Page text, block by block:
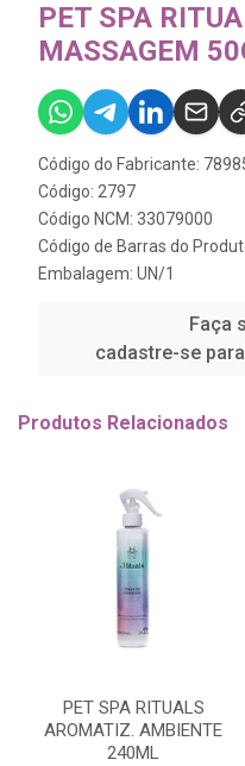
PET SPA
MASSAGEM
Código do Fabricante:
Código: 2797
Código NCM: 33079000
Código de Barras do
Embalagem: UN/1
Faça
cadastre-se
Produtos Relacionados
PET SPA RITUALS
AROMATIZ. AMBIENTE
240ML